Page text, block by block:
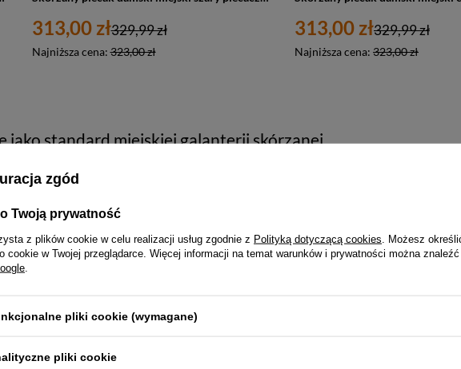
313,00 zł
Najniższa cena:323,00 zł
329,99 zł 313,00 zł
Najniższa cena: 323,00 zł
329,99 zł
jako standard miejskiej galanterii skórzanej
stanowią połączenie wysokogatunkowej skóry naturalnej z ergonomiczną konstrukcją
rozmieszczenie niezbędnych akcesoriów przy zachowaniu kompaktowej i lekkiej formy
plecaki damskie Vera Pelle średnie?
zgód
Twoją prywatność
z plików cookie w celu realizacji usług zgodnie z Polityką dotyczącą cookies . Możesz
cookie w Twojej przeglądarce. Więcej informacji na temat warunków i prywatności można
pliki cookie (wymagane)
pliki cookie